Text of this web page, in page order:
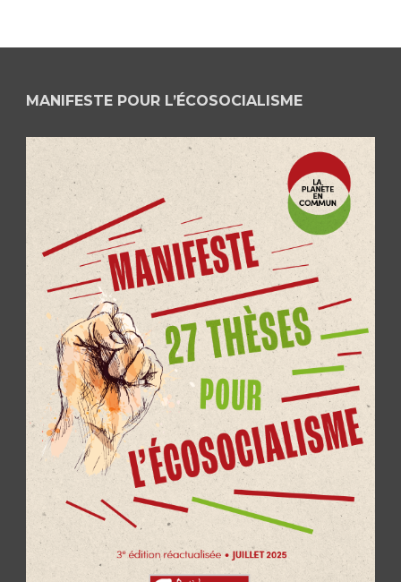
MANIFESTE POUR L’ÉCOSOCIALISME